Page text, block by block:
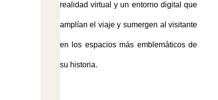
realidad virtual y un entorno digital que
amplían el viaje y sumergen al visitante
en los espacios más emblemáticos de
su historia.